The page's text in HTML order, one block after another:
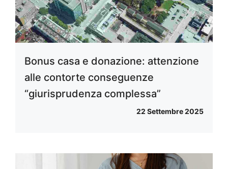
Bonus casa e donazione: attenzione
alle contorte conseguenze
“giurisprudenza complessa”
22 Settembre 2025